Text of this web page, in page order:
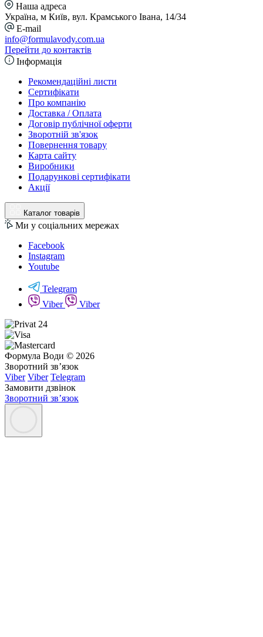
Наша адреса
Україна, м Київ, вул. Крамського Івана, 14/34
E-mail
info@formulavody.com.ua
Перейти до контактів
Інформація
Рекомендаційні листи
Сертифікати
Про компанію
Доставка / Оплата
Договір публічної оферти
Зворотній зв'язок
Повернення товару
Карта сайту
Виробники
Подарункові сертифікати
Акції
Каталог товарів
Ми у соціальних мережах
Facebook
Instagram
Youtube
Telegram
Viber
Viber
Формула Води © 2026
Зворотний зв’язок
Viber Viber Telegram
Замовити дзвінок
Зворотний зв’язок